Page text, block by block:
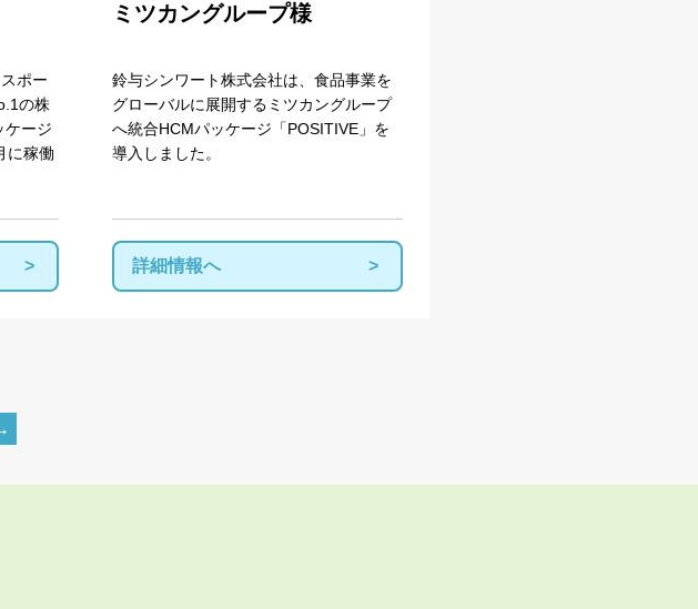
ポー
の株
ケージ
に稼働
ミツカングループ様
鈴与シンワート株式会社は、食品事業を
グローバルに展開するミツカングループ
へ統合HCMパッケージ「POSITIVE」を
導入しました。
詳細情報へ